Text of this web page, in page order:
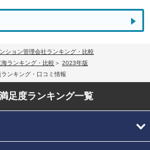
ション管理会社ランキング・比較
ランキング・比較
2023年版
ンキング・口コミ情報
足度ランキング一覧